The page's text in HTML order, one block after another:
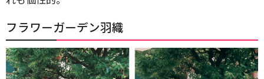
フラワーガーデン羽織